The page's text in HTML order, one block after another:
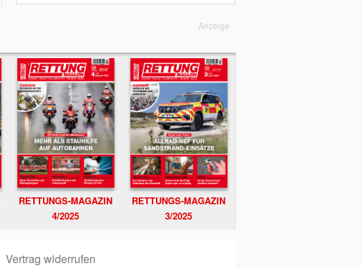
Anzeige
RETTUNGS-MAGAZIN
4/2025
RETTUNGS-MAGAZIN
3/2025
Vertrag widerrufen